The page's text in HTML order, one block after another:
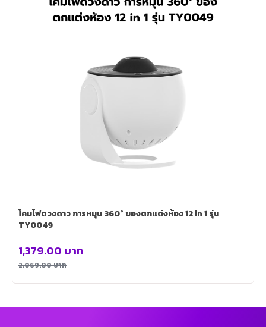
โคมไฟดวงดาว การหมุน 360° ของตกแต่งห้อง 12 in 1 รุ่น
TY0049
2,069.00บาท
1,379.00 บาท